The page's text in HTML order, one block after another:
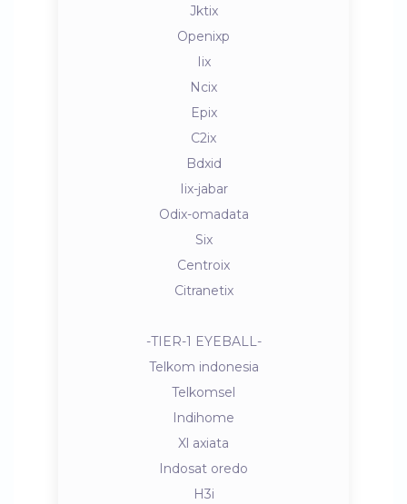
Jktix
Openixp
Iix
Ncix
Epix
C2ix
Bdxid
Iix-jabar
Odix-omadata
Six
Centroix
Citranetix
-TIER-1 EYEBALL-
Telkom indonesia
Telkomsel
Indihome
Xl axiata
Indosat oredo
H3i